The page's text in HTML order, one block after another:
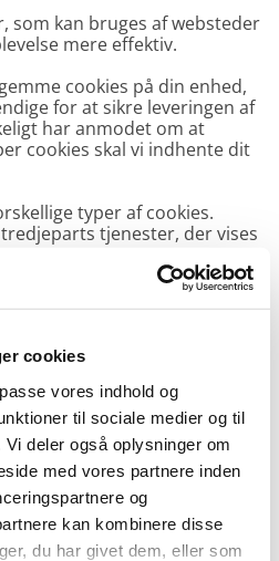
cookies
vores indhold og
til sociale medier og til
deler også oplysninger om
med vores partnere inden
og
kan kombinere disse
du har givet dem, eller som
som kan bruges af websteder
mere effektiv.
cookies på din enhed,
for at sikre leveringen af
har anmodet om at
cookies skal vi indhente dit
typer af cookies.
tjenester, der vises
eller tilbagetrække dit
på vores
vi er, hvordan du kan
behandler persondata i
ID og -dato, når du
samtykke.
følgende domæner: